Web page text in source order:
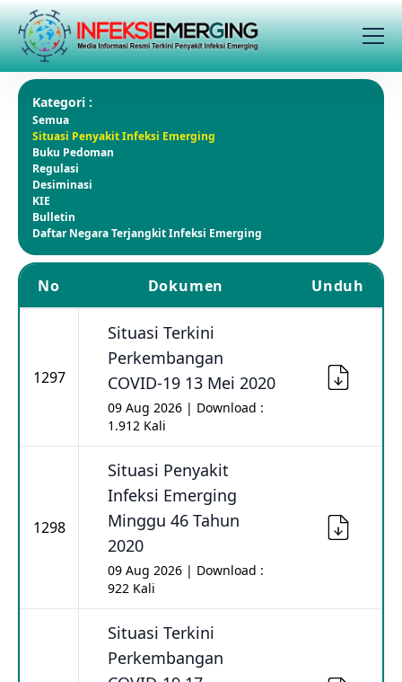
Kategori :
Semua
Situasi Penyakit Infeksi Emerging
Buku Pedoman
Regulasi
Desiminasi
KIE
Bulletin
Daftar Negara Terjangkit Infeksi Emerging
No Dokumen Unduh
1297
Situasi Terkini
Perkembangan
COVID-19 13 Mei 2020
09 Aug 2026 | Download :
1.912 Kali
1298
Situasi Penyakit
Infeksi Emerging
Minggu 46 Tahun
2020
09 Aug 2026 | Download :
922 Kali
Situasi Terkini
Perkembangan